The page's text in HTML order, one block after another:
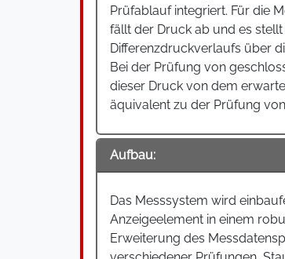
Prüfablauf integriert. Für die
fällt der Druck ab und es
Differenzdruckverlaufs über
Bei der Prüfung von
dieser Druck von dem
äquivalent zu der Prüfung
Aufbau:
Das Messsystem wird
Anzeigeelement in einem
Erweiterung des